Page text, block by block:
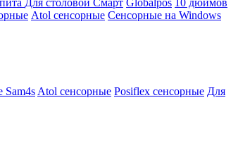
Для столовой Смарт Globalpos 10 дюймов
Atol сенсорные Сенсорные на Windows
Sam4s Atol сенсорные Posiflex сенсорные Для